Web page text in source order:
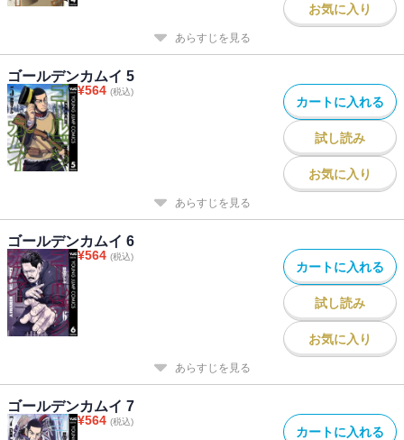
お気に入り
あらすじを見る
ゴールデンカムイ 5
¥564 (税込)
カートに入れる
試し読み
お気に入り
あらすじを見る
ゴールデンカムイ 6
¥564 (税込)
カートに入れる
試し読み
お気に入り
あらすじを見る
ゴールデンカムイ 7
¥564 (税込)
カートに入れる